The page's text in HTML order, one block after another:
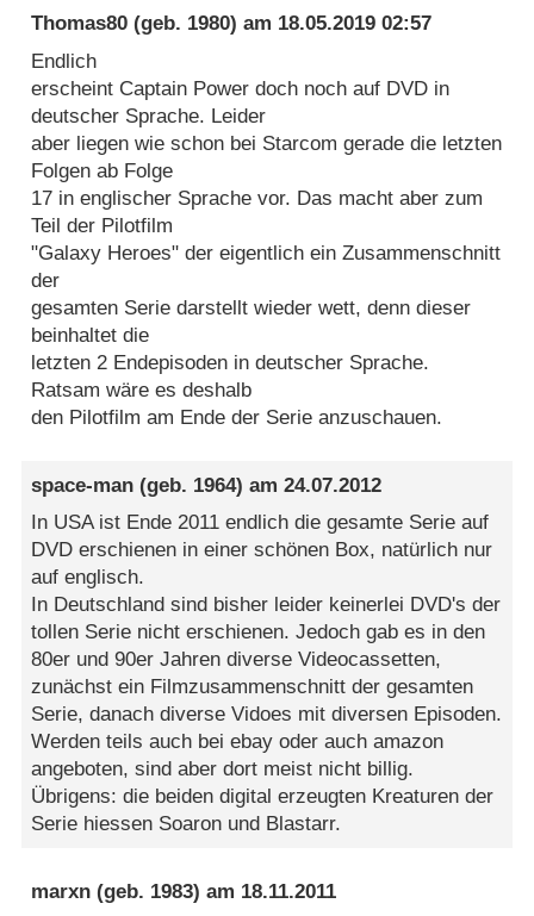
Thomas80 (geb. 1980) am 18.05.2019 02:57
Endlich
erscheint Captain Power doch noch auf DVD in
deutscher Sprache. Leider
aber liegen wie schon bei Starcom gerade die letzten
Folgen ab Folge
17 in englischer Sprache vor. Das macht aber zum
Teil der Pilotfilm
"Galaxy Heroes" der eigentlich ein Zusammenschnitt
der
gesamten Serie darstellt wieder wett, denn dieser
beinhaltet die
letzten 2 Endepisoden in deutscher Sprache.
Ratsam wäre es deshalb
den Pilotfilm am Ende der Serie anzuschauen.
space-man (geb. 1964) am24.07.2012
In USA ist Ende 2011 endlich die gesamte Serie auf
DVD erschienen in einer schönen Box, natürlich nur
auf englisch.
In Deutschland sind bisher leider keinerlei DVD's der
tollen Serie nicht erschienen. Jedoch gab es in den
80er und 90er Jahren diverse Videocassetten,
zunächst ein Filmzusammenschnitt der gesamten
Serie, danach diverse Vidoes mit diversen Episoden.
Werden teils auch bei ebay oder auch amazon
angeboten, sind aber dort meist nicht billig.
Übrigens: die beiden digital erzeugten Kreaturen der
Serie hiessen Soaron und Blastarr.
marxn (geb. 1983) am 18.11.2011